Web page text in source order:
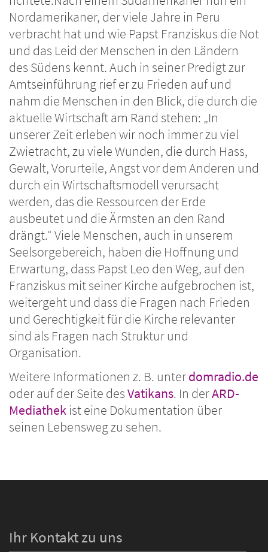
Nordamerikaner, der viele Jahre in Peru
verbracht hat und wie Papst Franziskus die Not
und das Leid der Menschen in den Ländern
des Südens kennt. Auch in seiner Predigt zur
Amtseinführung rief er zu Frieden auf und
nahm die Menschen in den Blick, die durch die
aktuelle Wirtschaft am Rand stehen: „In
unserer Zeit erleben wir noch immer zu viel
Zwietracht, zu viele Wunden, die durch Hass,
Gewalt, Vorurteile, Angst vor dem Anderen und
durch ein Wirtschaftsmodell verursacht
werden, das die Ressourcen der Erde
ausbeutet und die Ärmsten an den Rand
drängt.“ Viele Menschen, auch in unserem
Seelsorgebereich, haben die Hoffnung und
Erwartung, dass Papst Leo den Weg, auf den
Franziskus mit seiner Kirche aufgebrochen ist,
weitergeht und dass die Fragen nach Frieden
und Gerechtigkeit für die Kirche relevanter
sind als Fragen nach Struktur und
Organisation.
Weitere Informationen z. B. unterdomradio.de
oder auf der Seite desVatikans. In derARD-
Mediathekist eine Dokumentation über
seinen Lebensweg zu sehen.
Ihr Kontakt zu uns